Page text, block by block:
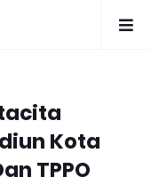
Kota
TPPO